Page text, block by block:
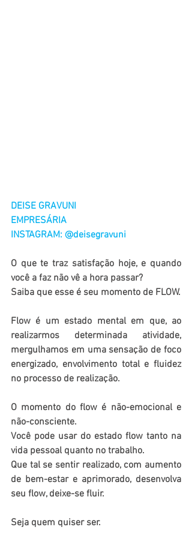
DEISE GRAVUNI
EMPRESÁRIA
INSTAGRAM: @deisegravuni
O que te traz satisfação hoje, e quando
você a faz não vê a hora passar?
Flow é um estado mental em que, ao
realizarmos determinada atividade,
mergulhamos em uma sensação de foco
energizado, envolvimento total e fluidez
no processo de realização.
O momento do flow é não-emocional e
não-consciente.
Você pode usar do estado flow tanto na
vida pessoal quanto no trabalho.
Que tal se sentir realizado, com aumento
de bem-estar e aprimorado, desenvolva
seu flow, deixe-se fluir.
Seja quem quiser ser.